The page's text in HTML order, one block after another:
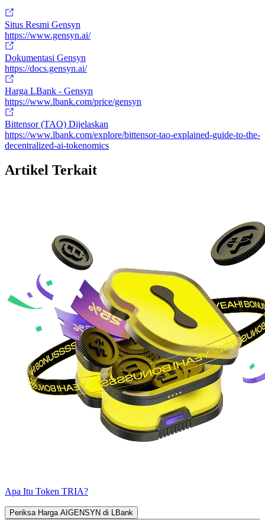
Situs Resmi Gensyn
https://www.gensyn.ai/
Dokumentasi Gensyn
https://docs.gensyn.ai/
Harga LBank - Gensyn
https://www.lbank.com/price/gensyn
Bittensor (TAO) Dijelaskan
https://www.lbank.com/explore/bittensor-tao-explained-guide-to-the-
decentralized-ai-tokenomics
Artikel Terkait
Apa Itu Token TRIA?
Periksa Harga AIGENSYN di LBank